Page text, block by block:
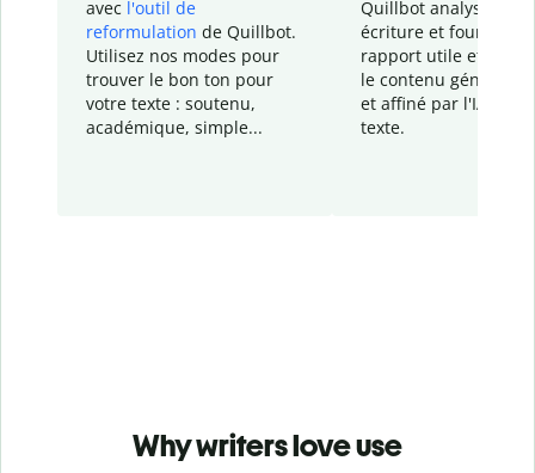
avec l'outil de
reformulation de Quillbot.
Utilisez nos modes pour
trouver le bon ton pour
votre texte : soutenu,
académique, simple...
Quillbot analyse votre
écriture et fournit un
rapport utile et
le contenu généré
et affiné par l'IA
texte.
Why writers love use